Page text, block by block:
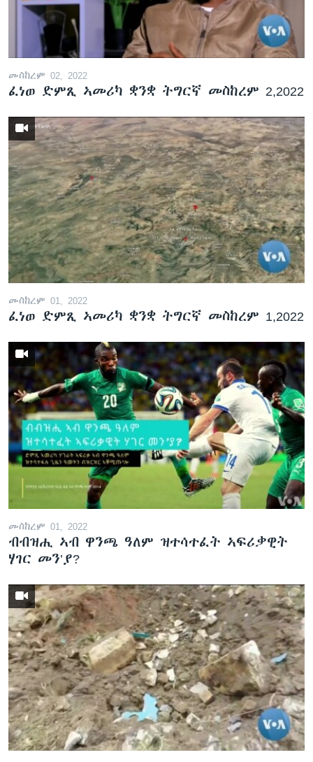
ቂሔ ጽልሚ
ቋንቋታት
መስከረም 02, 2022
ፈነወ ድምጺ ኣመሪካ ቋንቋ ትግርኛ መስከረም 2,2022
መስከረም 01, 2022
ፈነወ ድምጺ ኣመሪካ ቋንቋ ትግርኛ መስከረም 1,2022
መስከረም 01, 2022
ብብዝሒ ኣብ ዋንጫ ዓለም ዝተሳተፈት ኣፍሪቃዊት
ሃገር መን’ያ?